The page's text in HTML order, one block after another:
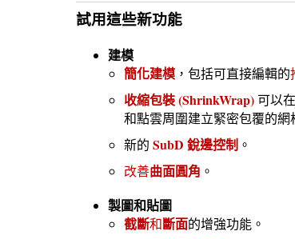
試用這些新功能
建模
簡化建模 ，包括可直接編輯的
收縮包裝 (ShrinkWrap)可以
和點雲周圍建立緊密包覆的網
新的 SubD 銳邊控制 。
改善曲面圓角 。
製圖和貼圖
截斷和斷面的增強功能。